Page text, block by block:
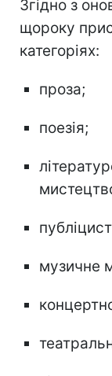
Згідно з
щороку
категоріях:
проза;
поезія;
музичне